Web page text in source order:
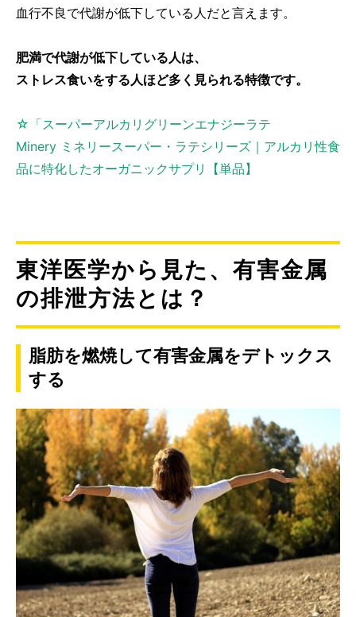
血行不良で代謝が低下している人だと言えます。
肥満で代謝が低下している人は、
ストレス食いをする人ほど多く見られる特徴です。
☆「スーパーアルカリグリーンエナジーラテ
Minery ミネリースーパー・ラテシリーズ｜アルカリ性食
品に特化したオーガニックサプリ【単品】
東洋医学から見た、有害金属
の排泄方法とは？
脂肪を燃焼して有害金属をデトックス
する